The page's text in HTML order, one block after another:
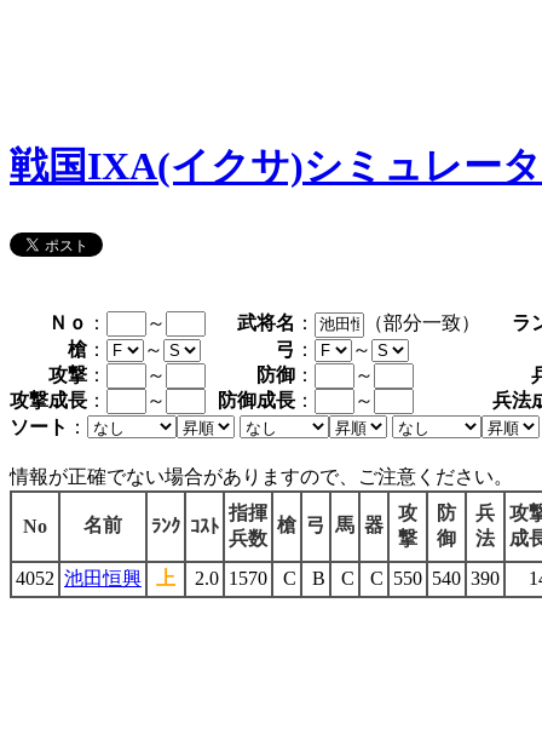
戦国IXA(イクサ)シミュレー
Ｎｏ ： ～ 武将名 ： （部分一致）
ラ
槍 ： ～ 弓 ：
～
攻撃 ： ～ 防御 ： ～
攻撃成長 ： ～ 防御成長 ： ～
兵法
ソート ：
情報が正確でない場合がありますので、ご注意ください。
No 名前 ﾗﾝｸ ｺｽﾄ
指揮
兵数
槍 弓 馬 器
攻
撃
防
御
兵
法
攻
成
4052 池田恒興 上 2.0 1570 C B C C 550 540 390